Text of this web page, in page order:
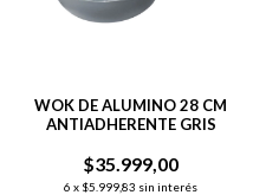
WOK DE ALUMINO 28 CM
ANTIADHERENTE GRIS
$35.999,00
6 x $5.999,83 sin interés